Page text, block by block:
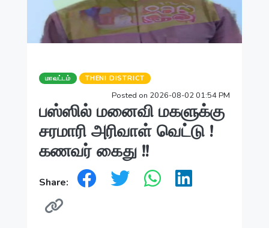
மாவட்டம் THENI DISTRICT
Posted on 2026-08-02 01:54 PM
பஸ்ஸில் மனைவி மகளுக்கு
சரமாரி அரிவாள் வெட்டு !
கணவர் கைது !!
Share: